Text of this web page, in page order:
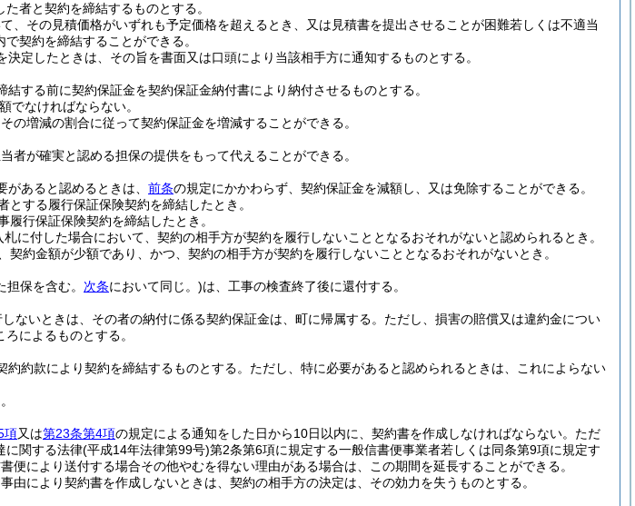
者と契約を締結するものとする。
、その見積価格がいずれも予定価格を超えるとき、又は見積書を提出させることが困難若しくは不適当
契約を締結することができる。
決定したときは、その旨を書面又は口頭により当該相手方に通知するものとする。
する前に契約保証金を契約保証金納付書により納付させるものとする。
でなければならない。
の増減の割合に従って契約保証金を増減することができる。
者が確実と認める担保の提供をもって代えることができる。
あると認めるときは、 前条の規定にかかわらず、契約保証金を減額し、又は免除することができる。
する履行保証保険契約を締結したとき。
行保証保険契約を締結したとき。
に付した場合において、契約の相手方が契約を履行しないこととなるおそれがないと認められるとき。
約金額が少額であり、かつ、契約の相手方が契約を履行しないこととなるおそれがないとき。
保を含む。 次条において同じ。)は、工事の検査終了後に還付する。
ないときは、その者の納付に係る契約保証金は、町に帰属する。 ただし、損害の賠償又は違約金につい
によるものとする。
約款により契約を締結するものとする。 ただし、特に必要があると認められるときは、これによらない
項又は第23条第4項の規定による通知をした日から10日以内に、契約書を作成しなければならない。 ただ
に関する法律(平成14年法律第99号)第2条第6項に規定する一般信書便事業者若しくは同条第9項に規定す
便により送付する場合その他やむを得ない理由がある場合は、この期間を延長することができる。
由により契約書を作成しないときは、契約の相手方の決定は、その効力を失うものとする。